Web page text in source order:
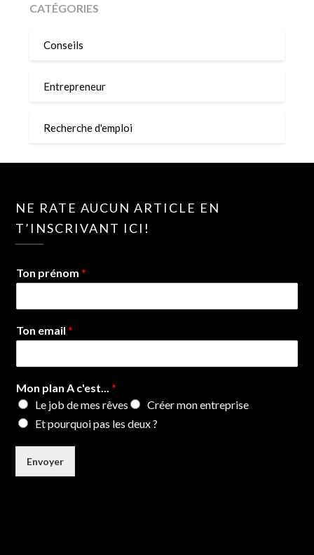
CATÉGORIES
Conseils
Entrepreneur
Recherche d'emploi
NE RATE AUCUN ARTICLE EN
T’INSCRIVANT ICI!
Ton prénom*
Ton email*
Mon plan A c'est...*
Le job de mes rêves
Créer mon entreprise
Et pourquoi pas les deux ?
Envoyer